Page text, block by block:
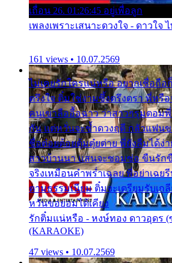
เถื่อน 26. 01:26:45 อยู่เพื่อลูก
เพลงเพราะเสนาะดวงใจ - ดาวใจ
161 views • 10.07.2569
ไม่เคยรักใครแน่หรือ อยากเชื่อถื
ตรึงใจ ติ๋มใช่งามซึ้งตรึงตรา พี่หรื
คนเขาลืออื้อฉาว ว่าสาวๆรุมตอม
กัน แต่หวั่นจะช้ำดวงฤดี กลัวแฟน
ชื่อต๋อยต้อยตุ้มตุ๋ยต่าย พี่ยังลืมได้ง่า
สาวบ้านนา แสนจะซอมซ่อ ขืนรัก
จริงเหมือนคำพร่ำเฉลย พี่อย่าเฉ
ตามธรรมเนียม ติ๋มจะเตรียมรับเก
หวั่นขอยอมได้เคียง
รักติ๋มแน่หรือ - หงษ์ทอง ดาวอุดร
(KARAOKE)
47 views • 10.07.2569